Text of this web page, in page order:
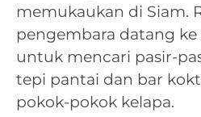
memukaukan di Siam.
pengembara datang
untuk mencari pasir-
tepi pantai dan bar
pokok-pokok kelapa.